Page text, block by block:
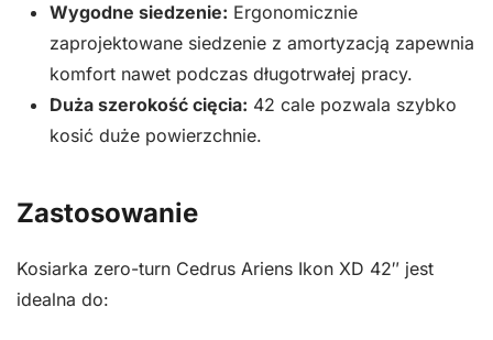
Wygodne siedzenie: Ergonomicznie
zaprojektowane siedzenie z amortyzacją zapewnia
komfort nawet podczas długotrwałej pracy.
Duża szerokość cięcia: 42 cale pozwala szybko
kosić duże powierzchnie.
Zastosowanie
Kosiarka zero-turn Cedrus Ariens Ikon XD 42″ jest
idealna do: